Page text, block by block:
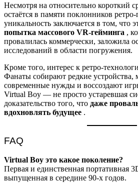
Несмотря на относительно короткий
остаётся в памяти поклонников
уникальность заключается в том, что
попытка массового VR-гейминга ,
провалилась коммерчески, заложила
исследований в области погружения.
Кроме того, интерес к ретро-
Фанаты собирают редкие
современные нужды и воссоздают
Virtual Boy — не просто устаревшая
доказательство того, что даже
вдохновлять будущее .
FAQ
Virtual Boy это какое поколение?
Первая и единственная портативная
выпущенная в середине 90-х годов.